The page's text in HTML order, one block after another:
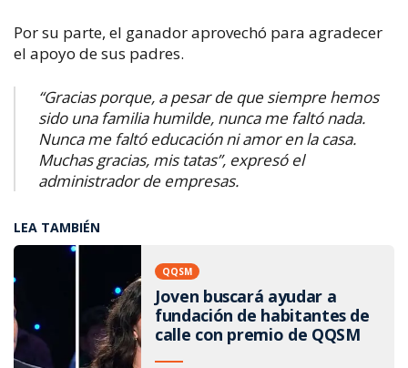
Por su parte, el ganador aprovechó para agradecer
el apoyo de sus padres.
“Gracias porque, a pesar de que siempre hemos
sido una familia humilde, nunca me faltó nada.
Nunca me faltó educación ni amor en la casa.
Muchas gracias, mis tatas”, expresó el
administrador de empresas.
LEA TAMBIÉN
QQSM
Joven buscará ayudar a
fundación de habitantes de
calle con premio de QQSM